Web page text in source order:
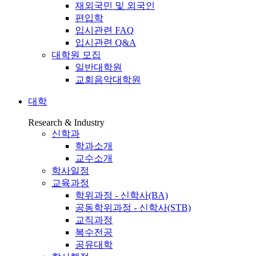
재외국민 및 외국인
편입학
입시관련 FAQ
입시관련 Q&A
대학원 모집
일반대학원
교회음악대학원
대학
Research & Industry
신학과
학과소개
교수소개
학사일정
교육과정
학위과정 - 신학사(BA)
공동학위과정 - 신학사(STB)
교직과정
복수전공
공유대학